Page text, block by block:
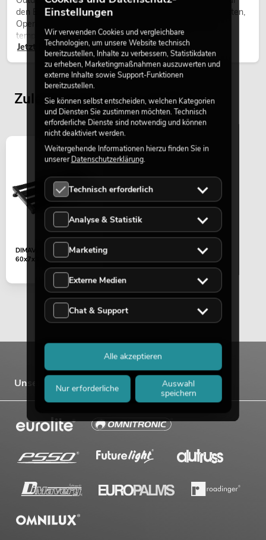
den Einsatz im Freien. Sie werden bei Festivals, Stadtfesten,
Open-Air-Konzerten, Architekturinszenierungen und
temporären Außeninstallationen eingesetzt.
Jetzt lesen
Zuletzt angesehene Artikel
DIMAVERY Pedal Board
60x7x30,5cm
Unsere Marken
Einstellungen
Wir verwenden Cookies und vergleichbare
Technologien, um unsere Website technisch
bereitzustellen, Inhalte zu verbessern, Statistikdaten
zu erheben, Marketingmaßnahmen auszuwerten und
externe Inhalte sowie Support-Funktionen
bereitzustellen.
Sie können selbst entscheiden, welchen Kategorien
und Diensten Sie zustimmen möchten. Technisch
erforderliche Dienste sind notwendig und können
nicht deaktiviert werden.
Weitergehende Informationen hierzu finden Sie in
unsererDatenschutzerklärung.
Technisch erforderlich
Analyse & Statistik
Marketing
Externe Medien
Chat & Support
Nur erforderliche
Auswahl
speichern
Alle akzeptieren